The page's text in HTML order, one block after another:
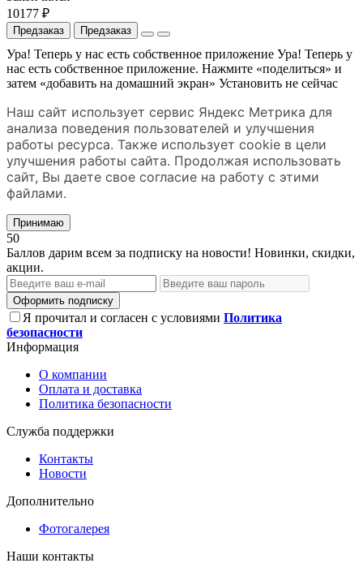
10177 ₽
Предзаказ Предзаказ
Ура! Теперь у нас есть собственное приложение Ура! Теперь у
нас есть собственное приложение. Нажмите «поделиться» и
затем «добавить на домашний экран» Установить не сейчас
Наш сайт использует сервис Яндекс Метрика для
анализа поведения пользователей и улучшения
работы ресурса. Также использует cookie в цели
улучшения работы сайта. Продолжая использовать
сайт, Вы даете свое согласие на работу с этими
файлами.
Принимаю
50
Баллов дарим всем за подписку на новости! Новинки, скидки,
акции.
Оформить подписку
Я прочитал и согласен с условиями Политика
безопасности
Информация
О компании
Оплата и доставка
Политика безопасности
Служба поддержки
Контакты
Новости
Дополнительно
Фотогалерея
Наши контакты